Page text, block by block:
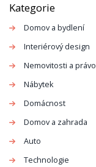
Kategorie
Domov a bydlení
Interiérový design
Nemovitosti a právo
Nábytek
Domácnost
Domov a zahrada
Auto
Technologie